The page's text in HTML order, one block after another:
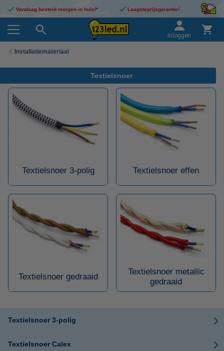
Vandaag besteld morgen in huis!* Laagsteprijsgarantie!
Inloggen
Installatiemateriaal
Textielsnoer
Textielsnoer 3-polig Textielsnoer effen
Textielsnoer gedraaid
Textielsnoer metallic
gedraaid
Textielsnoer 3-polig
Textielsnoer Calex